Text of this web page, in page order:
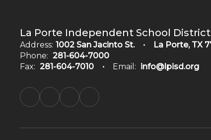
La Porte Independent School District
Address: 1002 San Jacinto St.
La Porte, TX
Phone: 281-604-7000
Fax: 281-604-7010 Email: info@lpisd.org